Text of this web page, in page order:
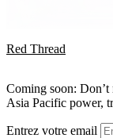
Red Thread
Coming soon:
Asia Pacific power,
Entrez votre email